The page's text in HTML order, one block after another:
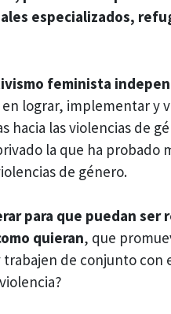
especializados,
feminista
lograr, implementar y
hacia las violencias de
la que ha probado
de género.
para que puedan ser
quieran, que
de conjunto con